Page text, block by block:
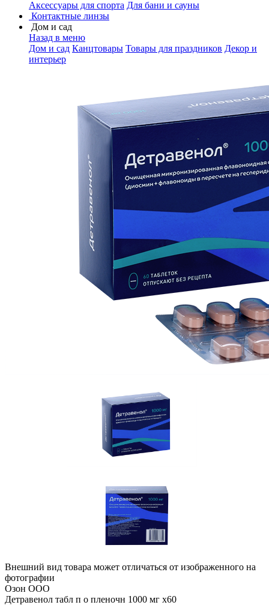
Аксессуары для спорта Для бани и сауны
Контактные линзы
Дом и сад
Назад в меню
Дом и сад Канцтовары Товары для праздников Декор и
интерьер
Внешний вид товара может отличаться от изображенного на
фотографии
Озон ООО
Детравенол табл п о пленочн 1000 мг x60